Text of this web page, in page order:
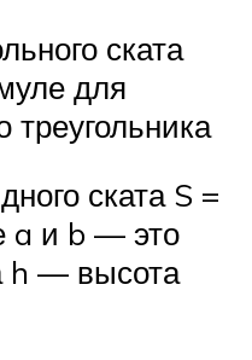
ската
для
треугольника
ската S =
a и b — это
h — высота